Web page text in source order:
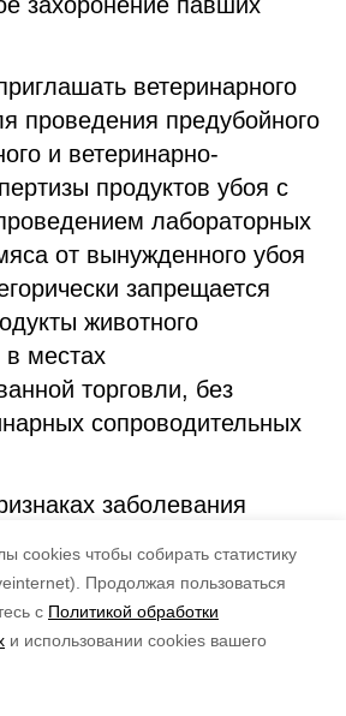
cookies чтобы собирать статистику
Продолжая пользоваться
с Политикой обработки
и использовании cookies вашего
ветеринарного
проведения предубойного
и ветеринарно-
продуктов убоя с
лабораторных
от вынужденного убоя
запрещается
животного
в местах
торговли, без
сопроводительных
заболевания
помощью.